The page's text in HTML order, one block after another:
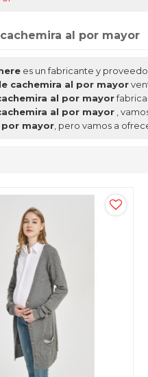
al por mayor
es un fabricante y
cachemira al por mayor
al por mayor
al por mayor ,
por mayor , pero vamos a